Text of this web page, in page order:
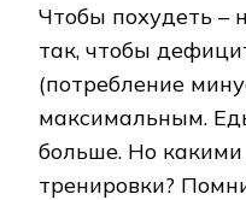
Чтобы похудеть –
так, чтобы
(потребление
максимальным.
больше. Но
тренировки?